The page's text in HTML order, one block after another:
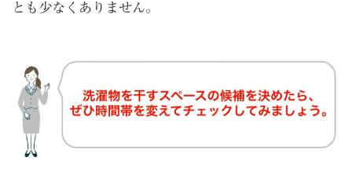
とも少なくありません。